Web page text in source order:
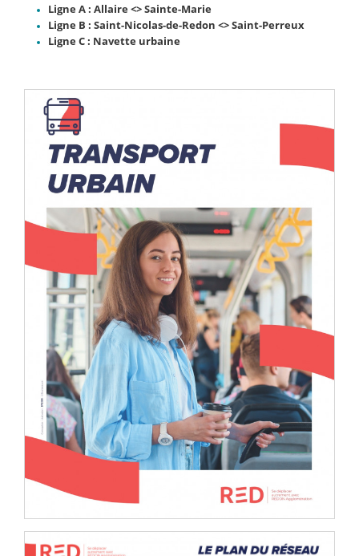
Ligne A : Allaire <> Sainte-Marie
Ligne B : Saint-Nicolas-de-Redon <> Saint-Perreux
Ligne C : Navette urbaine